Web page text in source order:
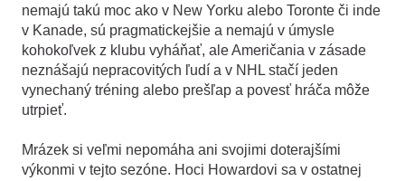
nemajú takú moc ako v New Yorku alebo Toronte či inde
v Kanade, sú pragmatickejšie a nemajú v úmysle
kohokoľvek z klubu vyháňať, ale Američania v zásade
neznášajú nepracovitých ľudí a v NHL stačí jeden
vynechaný tréning alebo prešľap a povesť hráča môže
utrpieť.
Mrázek si veľmi nepomáha ani svojimi doterajšími
výkonmi v tejto sezóne. Hoci Howardovi sa v ostatnej